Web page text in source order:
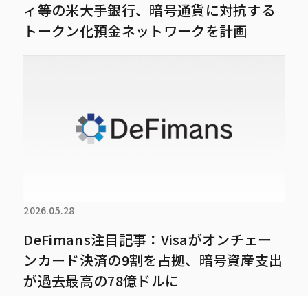
ィ等の米大手銀行、暗号通貨に対抗する
トークン化預金ネットワークを計画
2026.05.28
DeFimans注目記事：Visaがオンチェー
ンカード決済の9割を占拠、暗号資産支出
が過去最高の78億ドルに